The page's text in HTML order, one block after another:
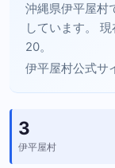
沖縄県伊平屋村
しています。 現
20。
伊平屋村公式サ
3
伊平屋村